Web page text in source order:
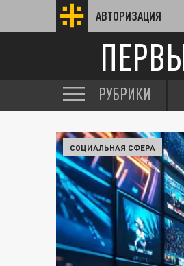
АВТОРИЗАЦИЯ
РУБРИКИ
СОЦИАЛЬНАЯ СФЕРА